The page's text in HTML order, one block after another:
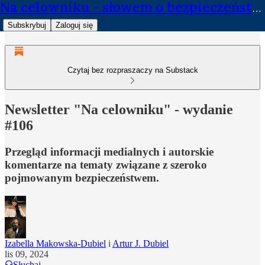
Na celowniku - słowem o bezpieczeństwie
Subskrybuj Zaloguj się
Czytaj bez rozpraszaczy na Substack
Newsletter "Na celowniku" - wydanie
#106
Przegląd informacji medialnych i autorskie
komentarze na tematy związane z szeroko
pojmowanym bezpieczeństwem.
Izabella Makowska-Dubiel i Artur J. Dubiel
lis 09, 2024